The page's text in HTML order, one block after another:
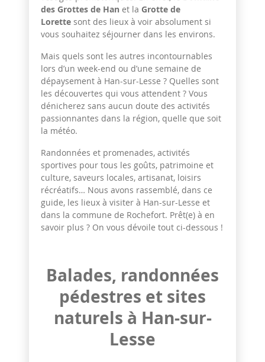
des Grottes de Han et la Grotte de
Lorette sont des lieux à voir absolument si
vous souhaitez séjourner dans les environs.
Mais quels sont les autres incontournables
lors d’un week-end ou d’une semaine de
dépaysement à Han-sur-Lesse ? Quelles sont
les découvertes qui vous attendent ? Vous
dénicherez sans aucun doute des activités
passionnantes dans la région, quelle que soit
la météo.
Randonnées et promenades, activités
sportives pour tous les goûts, patrimoine et
culture, saveurs locales, artisanat, loisirs
récréatifs… Nous avons rassemblé, dans ce
guide, les lieux à visiter à Han-sur-Lesse et
dans la commune de Rochefort. Prêt(e) à en
savoir plus ? On vous dévoile tout ci-dessous !
Balades, randonnées
pédestres et sites
naturels à Han-sur-
Lesse